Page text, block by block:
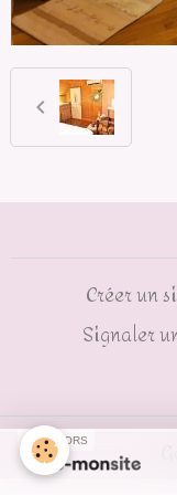
Créer un
Signaler
SPONSORS